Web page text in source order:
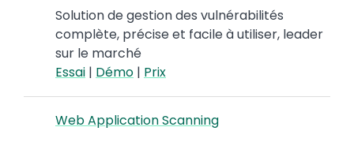
Solution de gestion des vulnérabilités
complète, précise et facile à utiliser, leader
sur le marché
Essai | Démo | Prix
Web Application Scanning